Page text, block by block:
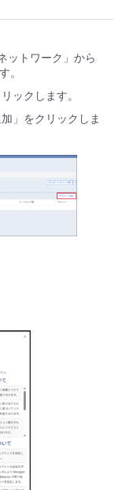
ットワーク」から
。
ックします。
」をクリックしま